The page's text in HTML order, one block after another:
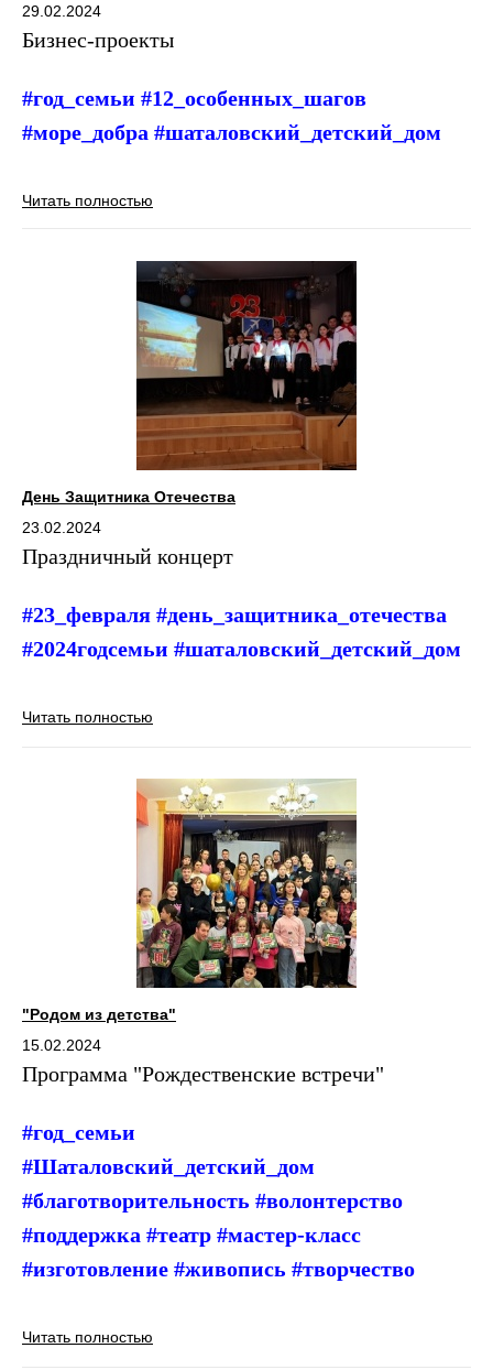
29.02.2024
Бизнес-проекты
#год_семьи #12_особенных_шагов
#море_добра #шаталовский_детский_дом
Читать полностью
День Защитника Отечества
23.02.2024
Праздничный концерт
#23_февраля #день_защитника_отечества
#2024годсемьи #шаталовский_детский_дом
Читать полностью
"Родом из детства"
15.02.2024
Программа "Рождественские встречи"
#год_семьи
#Шаталовский_детский_дом
#благотворительность #волонтерство
#поддержка #театр #мастер-класс
#изготовление #живопись #творчество
Читать полностью